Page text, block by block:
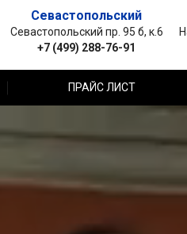
Севастопольский
Севастопольский пр. 95 б, к.6
+7 (499) 288-76-91
ПРАЙС ЛИСТ